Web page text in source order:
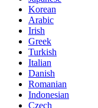
Korean
Arabic
Irish
Greek
Turkish
Italian
Danish
Romanian
Indonesian
Czech